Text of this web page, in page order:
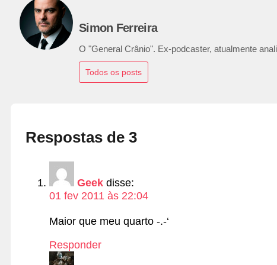
Simon Ferreira
O "General Crânio". Ex-podcaster, atualmente
Todos os posts
Respostas de 3
Geek disse:
01 fev 2011 às 22:04
Maior que meu quarto -.-‘
Responder